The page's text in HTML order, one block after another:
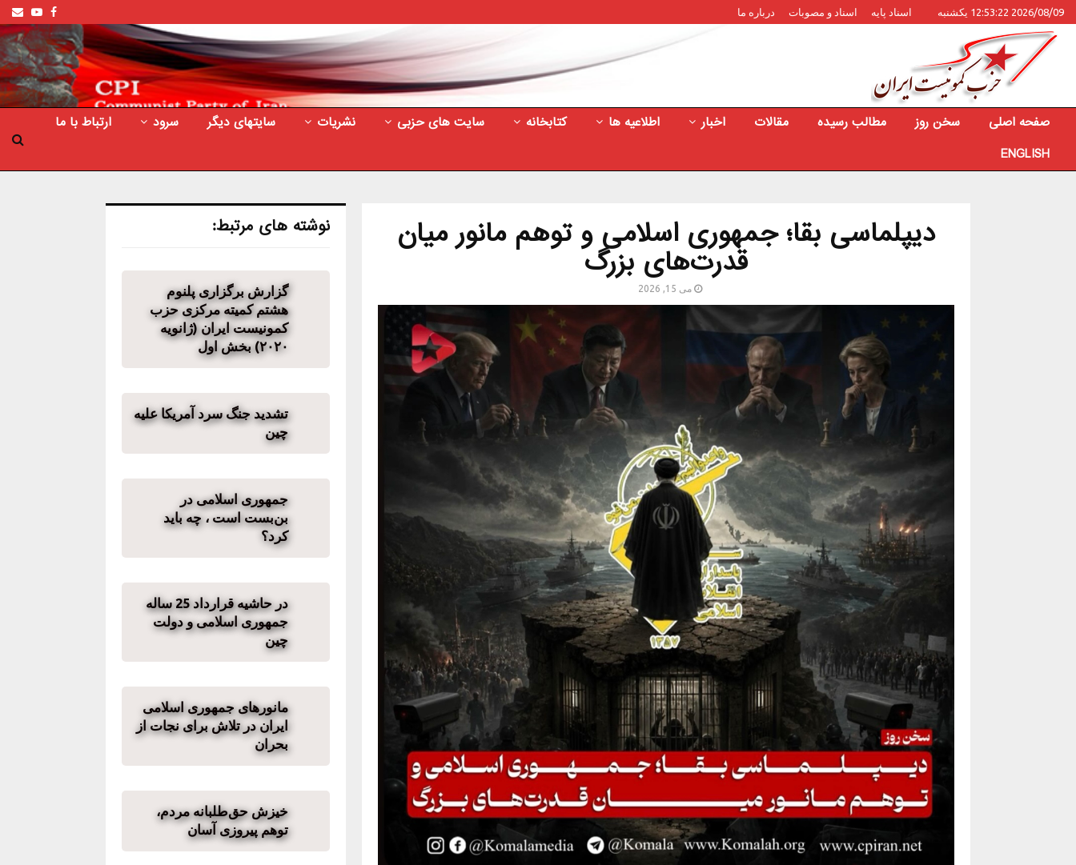
2026/08/09 12:53:22 یکشنبه اسناد پایه اسناد و مصوبات درباره ما Facebook
صفحه اصلی سخن روز مطالب رسیده مقالات اخبار اطلاعیه ها کتابخانه سایت های حزبی نشریات سایتهای دیگر سرود
ارتباط با ما
ENGLISH
دیپلماسی بقا؛ جمهوری اسلامی و توهم مانور میان
قدرت‌های بزرگ
می 15, 2026
نوشته های مرتبط:
گزارش برگزاری پلنوم
هشتم کمیته مرکزی حزب
کمونیست ایران (ژانویه
۲۰۲۰) بخش اول
تشدید جنگ سرد آمریکا علیه
چین
جمهوری اسلامی در
بن‌بست است ، چه باید
کرد؟
در حاشیه قرارداد 25 ساله
جمهوری اسلامی و دولت
چین
مانورهای جمهوری اسلامی
ایران در تلاش برای نجات از
بحران
خیزش حق‌طلبانه مردم،
توهم پیروزی آسان